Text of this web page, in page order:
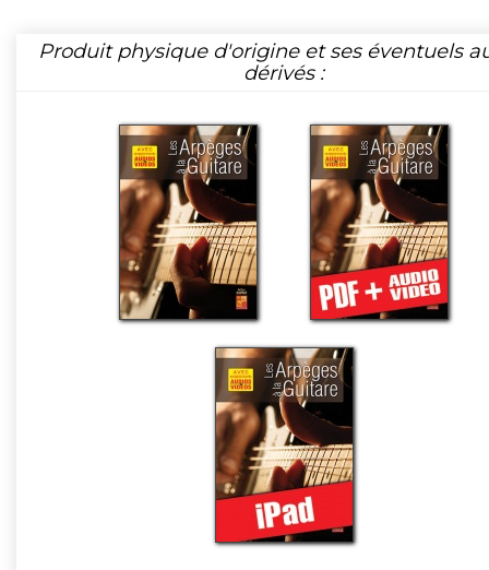
Produit physique d'origine et ses éventuels
dérivés :